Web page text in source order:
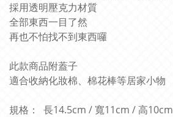
採用透明壓克力材質
全部東西一目了然
再也不怕找不到東西囉
此款商品附蓋子
適合收納化妝棉、棉花棒等居家小物
規格： 長14.5cm / 寬11cm / 高10cm